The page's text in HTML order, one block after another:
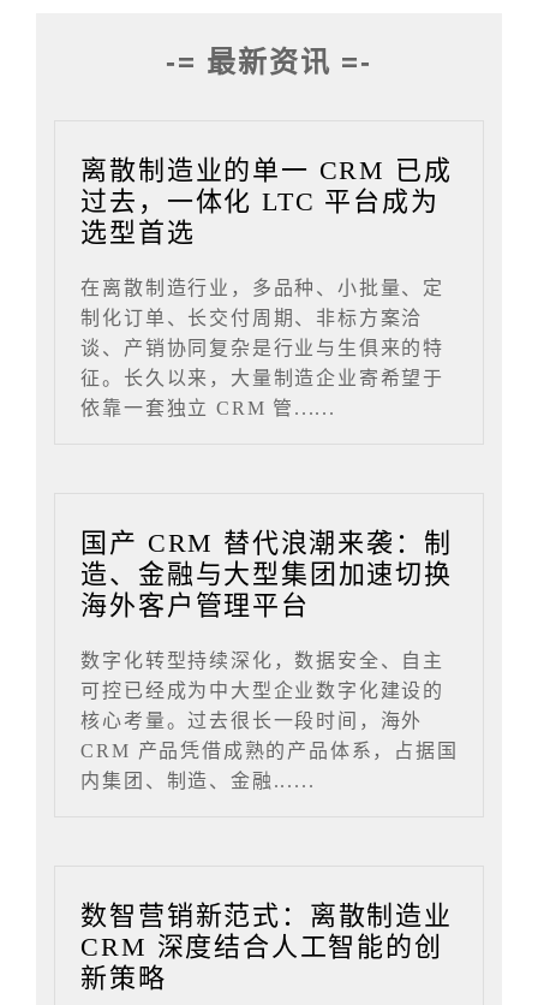
-= 最新资讯 =-
离散制造业的单一 CRM 已成
过去，一体化 LTC 平台成为
选型首选
在离散制造行业，多品种、小批量、定
制化订单、长交付周期、非标方案洽
谈、产销协同复杂是行业与生俱来的特
征。长久以来，大量制造企业寄希望于
依靠一套独立 CRM 管......
国产 CRM 替代浪潮来袭：制
造、金融与大型集团加速切换
海外客户管理平台
数字化转型持续深化，数据安全、自主
可控已经成为中大型企业数字化建设的
核心考量。过去很长一段时间，海外
CRM 产品凭借成熟的产品体系，占据国
内集团、制造、金融......
数智营销新范式：离散制造业
CRM 深度结合人工智能的创
新策略